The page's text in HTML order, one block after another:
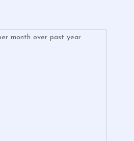
month over past year